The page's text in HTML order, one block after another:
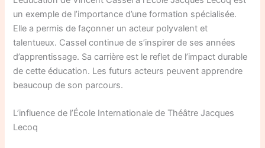
un exemple de l’importance d’une formation spécialisée.
Elle a permis de façonner un acteur polyvalent et
talentueux. Cassel continue de s’inspirer de ses années
d’apprentissage. Sa carrière est le reflet de l’impact durable
de cette éducation. Les futurs acteurs peuvent apprendre
beaucoup de son parcours.
L’influence de l’École Internationale de Théâtre Jacques
Lecoq